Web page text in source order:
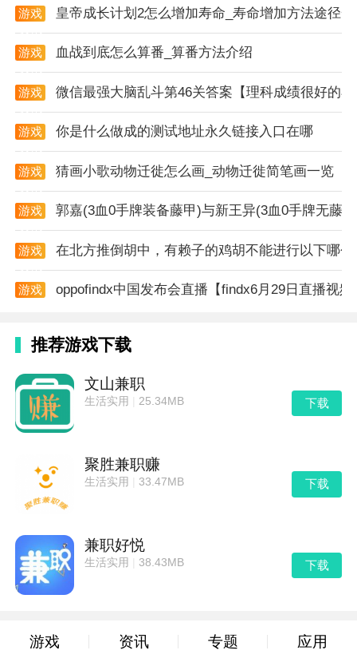
软件特点
1、可以邀请好友一起兼职赚钱，各类任务，自由选择;
2、自由提现，支持微信红包，支付宝，银行卡进行提
现。
3、每天都会有更新，任务源源不断，适合人群广;
4、任务类型多，转发，分享，点赞，邀请均可获得收
益。
软件背景
大家欢动app是款全新上线抖音点赞赚钱平台，在这里
面我们的任务就是做“水军”，帮助一些网红博主进行视
频点赞即可获得每单1.8-3元的收入，
全新的赚钱新体验!大家欢动APP是一款大家在线上拿
起手机进行点赞自己喜欢的短视频内容就能挣钱到手的
网赚服务器。
在大家欢动平台这里的所有短视频内容都是来自于非常
优秀的自媒体服务平台，基本上大家在大家欢动软件这
里刷新看内容的时候还是没有什幺质量的无聊内容，
都是能非常好的引发大家的兴趣的，大家欢动APP线上
的所有任务都很全面，你只要按照要求完成操作，就能
轻松得到收益。
游戏
皇帝成长计划2怎么增加寿命_寿命增加方法途径
游戏
血战到底怎么算番_算番方法介绍
游戏
微信最强大脑乱斗第46关答案【理科成绩很好的
游戏
你是什么做成的测试地址永久链接入口在哪
游戏
猜画小歌动物迁徙怎么画_动物迁徙简笔画一览
游戏
郭嘉(3血0手牌装备藤甲)与新王异(3血0手牌无藤
游戏
在北方推倒胡中，有赖子的鸡胡不能进行以下哪
游戏
oppofindx中国发布会直播【findx6月29日直播视频
推荐游戏下载
文山兼职
生活实用 25.34MB 下载
聚胜兼职赚
生活实用 33.47MB 下载
兼职好悦
生活实用 38.43MB 下载
游戏 资讯 专题 应用